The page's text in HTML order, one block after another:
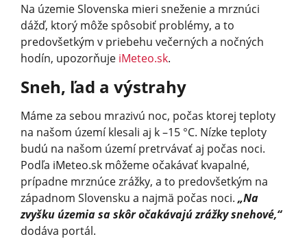
Na územie Slovenska mieri sneženie a mrznúci
dážď, ktorý môže spôsobiť problémy, a to
predovšetkým v priebehu večerných a nočných
hodín, upozorňuje iMeteo.sk.
Sneh, ľad a výstrahy
Máme za sebou mrazivú noc, počas ktorej teploty
na našom území klesali aj k –15 °C. Nízke teploty
budú na našom území pretrvávať aj počas noci.
Podľa iMeteo.sk môžeme očakávať kvapalné,
prípadne mrznúce zrážky, a to predovšetkým na
západnom Slovensku a najmä počas noci. „Na
zvyšku územia sa skôr očakávajú zrážky snehové,“
dodáva portál.